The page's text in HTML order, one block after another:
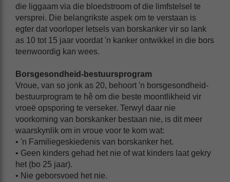
die liggaam via die bloedstroom of die limfstelsel te
versprei. Die belangrikste aspek om te verstaan is
egter dat voorloper letsels van borskanker vir so lank
as 10 tot 15 jaar voordat 'n kanker ontwikkel in die bors
teenwoordig kan wees.
Borsgesondheid-bestuursprogram
Vroue, van so jonk as 20, behoort 'n borsgesondheid-
bestuurprogram te hê om die beste moontlikheid vir
vroeë opsporing te verseker. Terwyl daar nie
voorkoming van borskanker bestaan nie, is dit meer
waarskynlik om in vroue voor te kom wat:
• 'n Familiegeskiedenis van borskanker het.
• Geen kinders gehad het nie of wat kinders laat gekry
het (bo 25 jaar).
• Nie geborsvoed het nie.